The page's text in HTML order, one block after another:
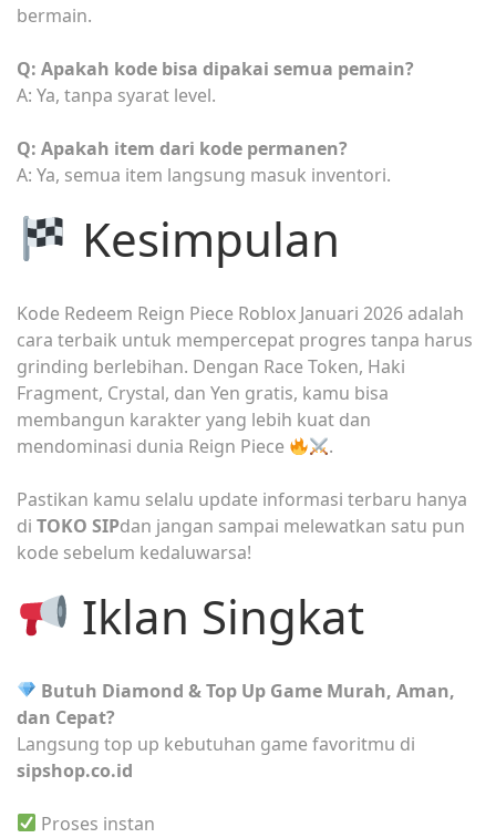
bermain.
Q: Apakah kode bisa dipakai semua pemain?
A: Ya, tanpa syarat level.
Q: Apakah item dari kode permanen?
A: Ya, semua item langsung masuk inventori.
Kesimpulan
Kode Redeem Reign Piece Roblox Januari 2026 adalah
cara terbaik untuk mempercepat progres tanpa harus
grinding berlebihan. Dengan Race Token, Haki
Fragment, Crystal, dan Yen gratis, kamu bisa
membangun karakter yang lebih kuat dan
mendominasi dunia Reign Piece
.
Pastikan kamu selalu update informasi terbaru hanya
di TOKO SIPdan jangan sampai melewatkan satu pun
kode sebelum kedaluwarsa!
Iklan Singkat
Butuh Diamond & Top Up Game Murah, Aman,
dan Cepat?
Langsung top up kebutuhan game favoritmu di
sipshop.co.id
Proses instan